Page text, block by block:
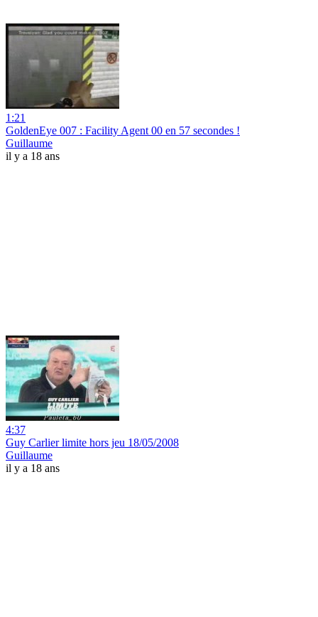
1:21
GoldenEye 007 : Facility Agent 00 en 57 secondes !
Guillaume
il y a 18 ans
4:37
Guy Carlier limite hors jeu 18/05/2008
Guillaume
il y a 18 ans